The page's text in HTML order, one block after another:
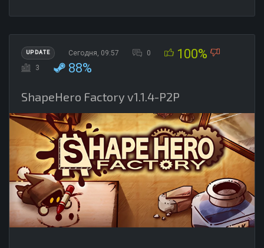
UPDATE Сегодня, 09:57 0 100%
3 88%
ShapeHero Factory v1.1.4-P2P